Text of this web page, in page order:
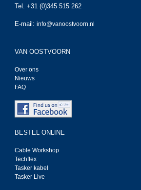
Tel. +31 (0)345 515 262
E-mail: info@vanoostvoorn.nl
VAN OOSTVOORN
Over ons
Nieuws
FAQ
BESTEL ONLINE
Cable Workshop
Techflex
Tasker kabel
Tasker Live